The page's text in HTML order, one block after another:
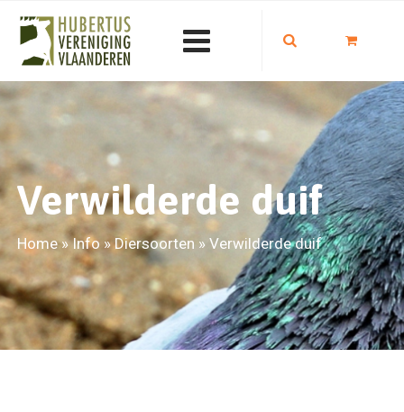
Verwilderde duif
Home»Info »Diersoorten »Verwilderde duif